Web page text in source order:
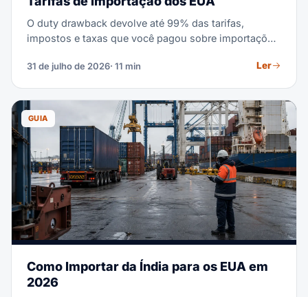
O duty drawback devolve até 99% das tarifas,
impostos e taxas que você pagou sobre importações
qualifica, os três tipos de drawback, o prazo de 5
licenciados apresentam os pedidos.
31 de julho de 2026· 11 min Ler
GUIA
Como Importar da Índia para os EUA em
2026